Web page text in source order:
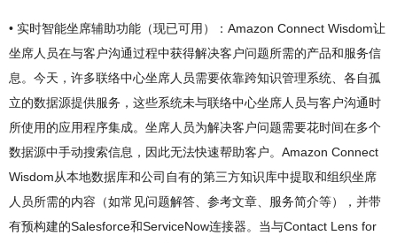
• 实时智能坐席辅助功能（现已可用）：Amazon Connect Wisdom让
坐席人员在与客户沟通过程中获得解决客户问题所需的产品和服务信
息。今天，许多联络中心坐席人员需要依靠跨知识管理系统、各自孤
立的数据源提供服务，这些系统未与联络中心坐席人员与客户沟通时
所使用的应用程序集成。坐席人员为解决客户问题需要花时间在多个
数据源中手动搜索信息，因此无法快速帮助客户。Amazon Connect
Wisdom从本地数据库和公司自有的第三方知识库中提取和组织坐席
人员所需的内容（如常见问题解答、参考文章、服务简介等），并带
有预构建的Salesforce和ServiceNow连接器。当与Contact Lens for